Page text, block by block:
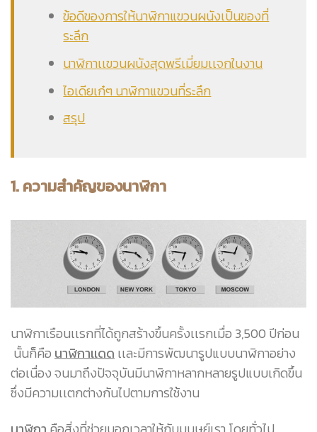
ข้อดีของการให้นาฬิกาแขวนผนังเป็นของที่
ระลึก
นาฬิกาเเขวนผนังสุดพรีเมี่ยมเเจกในงาน
ไอเดียเก๋ๆ นาฬิกาแขวนที่ระลึก
สรุป
1. ความสำคัญของนาฬิกา
นาฬิกาเรือนเเรกที่ได้ถูกสร้างขึ้นครั้งเเรกเมื่อ 3,500 ปีก่อน
นั้นก็คือ นาฬิกาเเดด เเละมีการพัฒนารูปแบบนาฬิกาอย่าง
ต่อเนื่อง จนมาถึงปัจจุบันมีนาฬิกาหลากหลายรูปแบบเกิดขึ้น
ซึ่งมีความเเตกต่างกันไปตามการใช้งาน